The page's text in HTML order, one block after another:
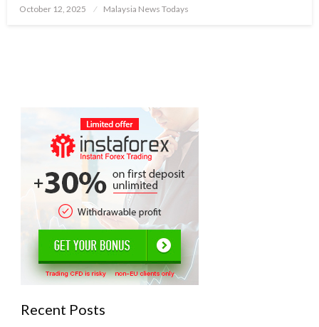
Posted
October 12, 2025 Malaysia News Todays
Recent Posts